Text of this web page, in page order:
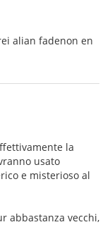
alian fadenon en
la
usato
e misterioso al
abbastanza vecchi,